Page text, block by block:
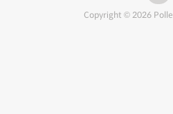
Copyright © 2026